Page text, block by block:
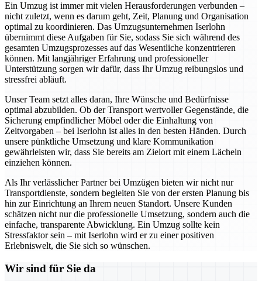
Ein Umzug ist immer mit vielen Herausforderungen verbunden –
nicht zuletzt, wenn es darum geht, Zeit, Planung und Organisation
optimal zu koordinieren. Das Umzugsunternehmen Iserlohn
übernimmt diese Aufgaben für Sie, sodass Sie sich während des
gesamten Umzugsprozesses auf das Wesentliche konzentrieren
können. Mit langjähriger Erfahrung und professioneller
Unterstützung sorgen wir dafür, dass Ihr Umzug reibungslos und
stressfrei abläuft.
Unser Team setzt alles daran, Ihre Wünsche und Bedürfnisse
optimal abzubilden. Ob der Transport wertvoller Gegenstände, die
Sicherung empfindlicher Möbel oder die Einhaltung von
Zeitvorgaben – bei Iserlohn ist alles in den besten Händen. Durch
unsere pünktliche Umsetzung und klare Kommunikation
gewährleisten wir, dass Sie bereits am Zielort mit einem Lächeln
einziehen können.
Als Ihr verlässlicher Partner bei Umzügen bieten wir nicht nur
Transportdienste, sondern begleiten Sie von der ersten Planung bis
hin zur Einrichtung an Ihrem neuen Standort. Unsere Kunden
schätzen nicht nur die professionelle Umsetzung, sondern auch die
einfache, transparente Abwicklung. Ein Umzug sollte kein
Stressfaktor sein – mit Iserlohn wird er zu einer positiven
Erlebniswelt, die Sie sich so wünschen.
Wir sind für Sie da